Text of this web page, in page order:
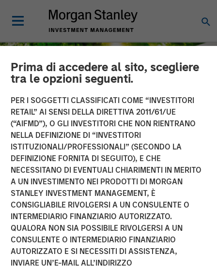
Prima di accedere al sito, scegliere
tra le opzioni seguenti.
PER I SOGGETTI CLASSIFICATI COME “INVESTITORI
RETAIL” AI SENSI DELLA DIRETTIVA 2011/61/UE
(“AIFMD”), O GLI INVESTITORI CHE NON RIENTRANO
NELLA DEFINIZIONE DI “INVESTITORI
ISTITUZIONALI/PROFESSIONALI” (SECONDO LA
DEFINIZIONE FORNITA DI SEGUITO), E CHE
NECESSITANO DI EVENTUALI CHIARIMENTI IN MERITO
A UN INVESTIMENTO NEI PRODOTTI DI MORGAN
STANLEY INVESTMENT MANAGEMENT, È
CONSIGLIABILE RIVOLGERSI A UN CONSULENTE O
INTERMEDIARIO FINANZIARIO AUTORIZZATO.
QUALORA NON SIA POSSIBILE RIVOLGERSI A UN
CONSULENTE O INTERMEDIARIO FINANZIARIO
AUTORIZZATO E SI NECESSITI DI ASSISTENZA,
INVIARE UN’E-MAIL ALL’INDIRIZZO
INSIGHTS
The Road to Transition:
Identifying Climate
Leaders and Laggards in
European Autos